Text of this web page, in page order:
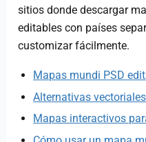
sitios donde descargar
editables con países
customizar fácilmente.
Mapas mundi PSD
Alternativas vectoriales
Mapas interactivos